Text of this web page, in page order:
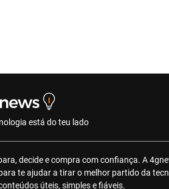
está do teu lado
decide e compra com confiança. A
te ajudar a tirar o melhor partido da
úteis, simples e fiáveis.